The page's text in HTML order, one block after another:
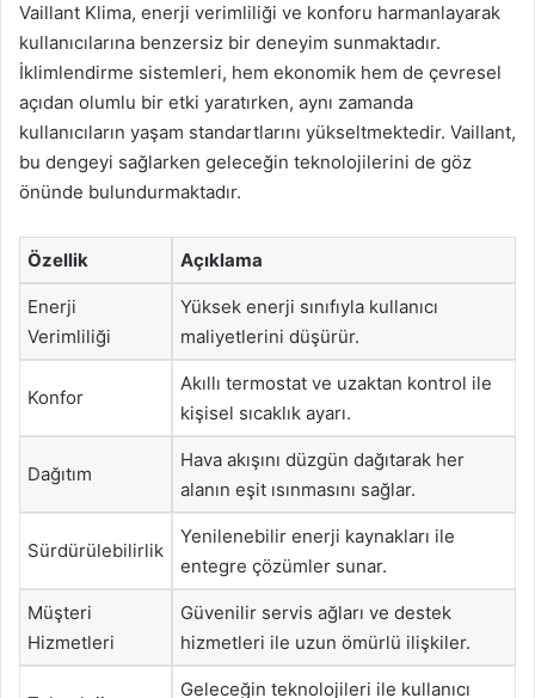
Vaillant Klima, enerji verimliliği ve konforu harmanlayarak
kullanıcılarına benzersiz bir deneyim sunmaktadır.
İklimlendirme sistemleri, hem ekonomik hem de çevresel
açıdan olumlu bir etki yaratırken, aynı zamanda
kullanıcıların yaşam standartlarını yükseltmektedir. Vaillant,
bu dengeyi sağlarken geleceğin teknolojilerini de göz
önünde bulundurmaktadır.
Özellik Açıklama
Enerji
Verimliliği
Yüksek enerji sınıfıyla kullanıcı
maliyetlerini düşürür.
Konfor
Akıllı termostat ve uzaktan kontrol ile
kişisel sıcaklık ayarı.
Dağıtım
Hava akışını düzgün dağıtarak her
alanın eşit ısınmasını sağlar.
Sürdürülebilirlik
Yenilenebilir enerji kaynakları ile
entegre çözümler sunar.
Müşteri
Hizmetleri
Güvenilir servis ağları ve destek
hizmetleri ile uzun ömürlü ilişkiler.
Geleceğin teknolojileri ile kullanıcı